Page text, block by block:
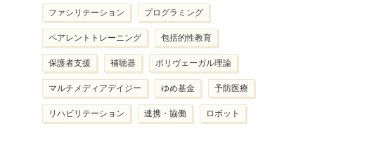
ファシリテーション プログラミング
ペアレントトレーニング 包括的性教育
保護者支援 補聴器 ポリヴェーガル理論
マルチメディアデイジー ゆめ基金 予防医療
リハビリテーション 連携・協働 ロボット